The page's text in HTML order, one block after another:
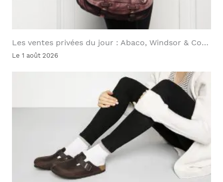
Les ventes privées du jour : Abaco, Windsor & Co…
Le 1 août 2026